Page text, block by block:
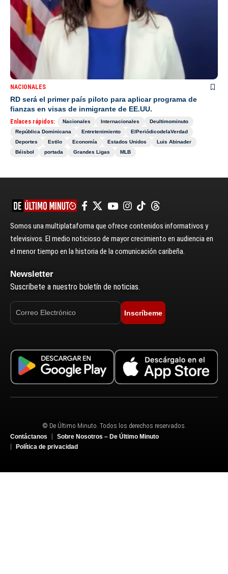
NACIONALES
RD será el primer país piloto para aplicar programa de
fianzas en visas de inmigrante de EE.UU.
Enlaces rápidos: Nacionales Internacionales
Deultimominuto
República Dominicana
Entretenimiento
ElPeriódicodelaVerdad
Deportes
Estilo Economía Estados Unidos
Luis Abinader
Béisbol
portada Grandes Ligas MLB
Somos una multiplataforma que ofrece contenidos informativos y
televisivos. El medio noticioso de mayor crecimiento en audiencia en
el menor tiempo en la historia de la comunicación caribeña.
Newsletter
Suscríbete a nuestro boletín de noticias.
Inscríbeme
© De Último Minuto. Todos los derechos reservados.
Contáctanos
Sobre Nosotros – De Último Minuto
Política de privacidad